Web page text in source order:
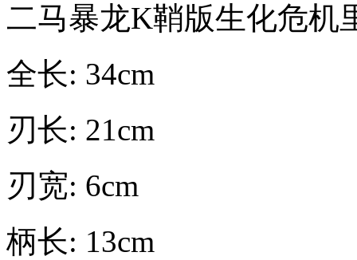
二马暴龙K鞘版生化危机
全长: 34cm
刃长: 21cm
刃宽: 6cm
柄长: 13cm